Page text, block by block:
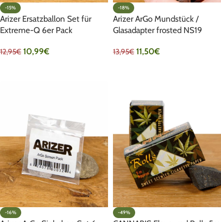
-15%
Arizer Ersatzballon Set für
Extreme-Q 6er Pack
12,95€ 10,99€
-18%
Arizer ArGo Mundstück /
Glasadapter frosted NS19
13,95€ 11,50€
-16% -49%